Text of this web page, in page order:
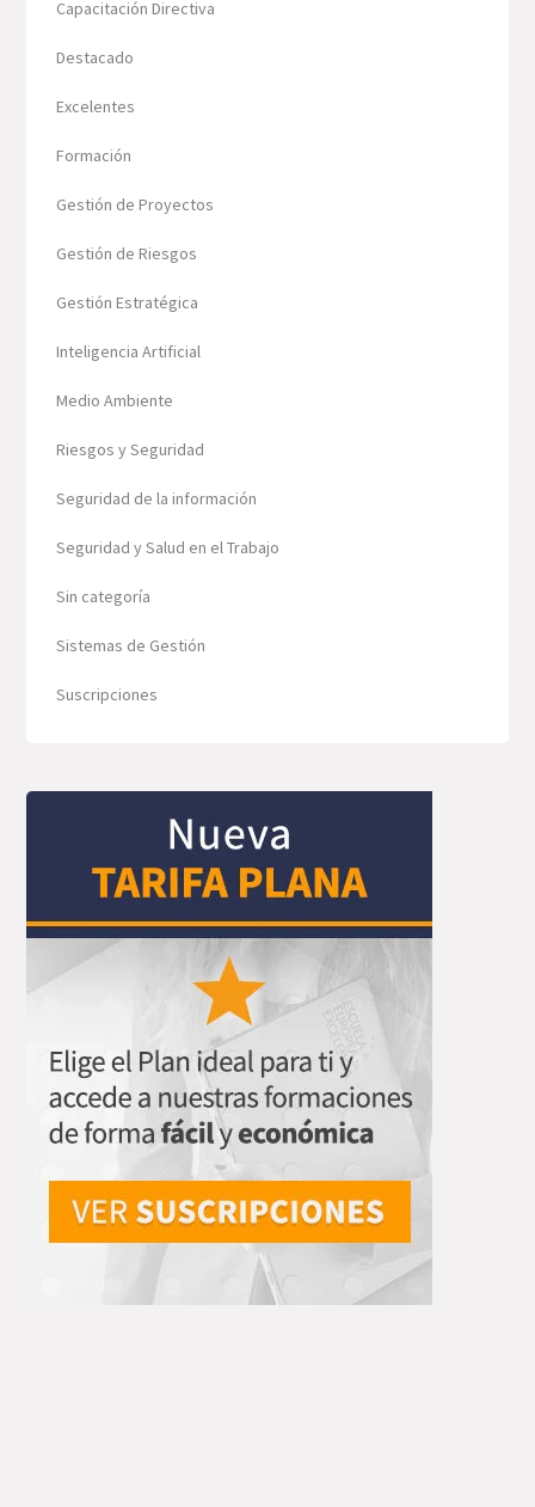
Capacitación Directiva
Destacado
Excelentes
Formación
Gestión de Proyectos
Gestión de Riesgos
Gestión Estratégica
Inteligencia Artificial
Medio Ambiente
Riesgos y Seguridad
Seguridad de la información
Seguridad y Salud en el Trabajo
Sin categoría
Sistemas de Gestión
Suscripciones